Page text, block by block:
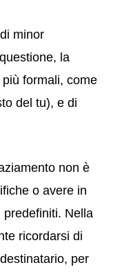
minor
la
formali, come
del tu), e di
non è
o avere in
predefiniti. Nella
ricordarsi di
per